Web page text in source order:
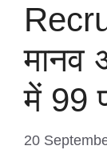
मानव
में 99
20